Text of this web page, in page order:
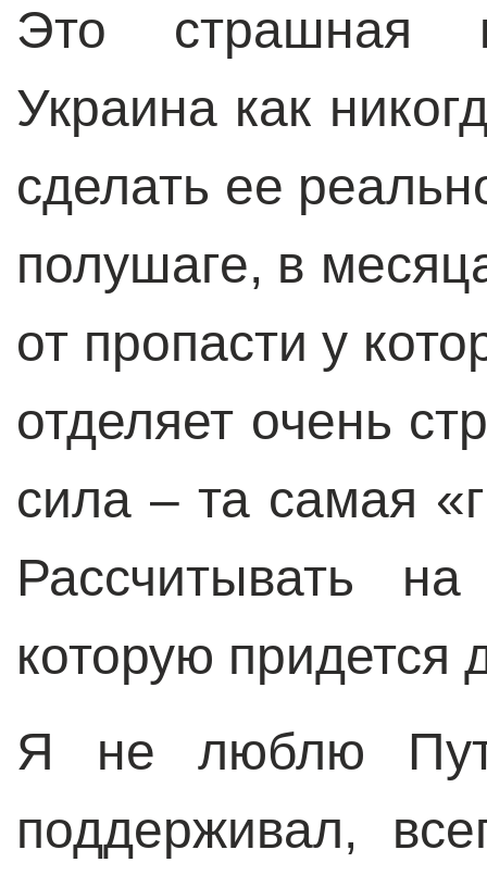
Это страшная
Украина как
сделать ее
полушаге, в
от пропасти у
отделяет очень
сила – та самая
Рассчитывать
которую придется
Я не люблю
поддерживал,